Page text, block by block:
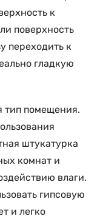
к
поверхность
переходить к
гладкую
тип помещения.
штукатурка
комнат и
влаги.
гипсовую
и легко